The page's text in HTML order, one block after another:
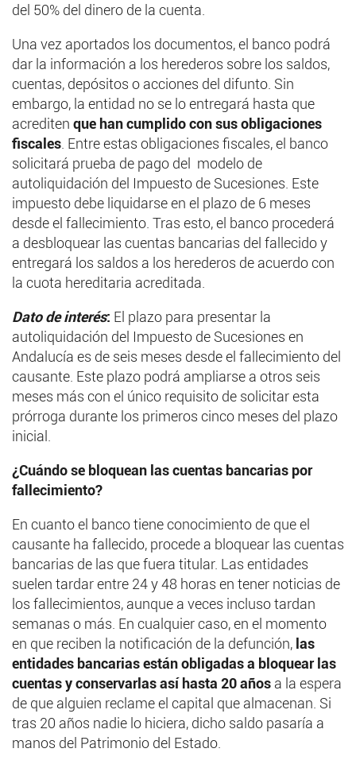
del 50% del dinero de la cuenta.
Una vez aportados los documentos, el banco podrá
dar la información a los herederos sobre los saldos,
cuentas, depósitos o acciones del difunto. Sin
embargo, la entidad no se lo entregará hasta que
acrediten que han cumplido con sus obligaciones
fiscales . Entre estas obligaciones fiscales, el banco
solicitará prueba de pago del modelo de
autoliquidación del Impuesto de Sucesiones. Este
impuesto debe liquidarse en el plazo de 6 meses
desde el fallecimiento. Tras esto, el banco procederá
a desbloquear las cuentas bancarias del fallecido y
entregará los saldos a los herederos de acuerdo con
la cuota hereditaria acreditada.
Dato de interés: El plazo para presentar la
autoliquidación del Impuesto de Sucesiones en
Andalucía es de seis meses desde el fallecimiento del
causante. Este plazo podrá ampliarse a otros seis
meses más con el único requisito de solicitar esta
prórroga durante los primeros cinco meses del plazo
inicial.
¿Cuándo se bloquean las cuentas bancarias por
fallecimiento?
En cuanto el banco tiene conocimiento de que el
causante ha fallecido, procede a bloquear las cuentas
bancarias de las que fuera titular. Las entidades
suelen tardar entre 24 y 48 horas en tener noticias de
los fallecimientos, aunque a veces incluso tardan
semanas o más. En cualquier caso, en el momento
en que reciben la notificación de la defunción, las
entidades bancarias están obligadas a bloquear las
cuentas y conservarlas así hasta 20 años a la espera
de que alguien reclame el capital que almacenan. Si
tras 20 años nadie lo hiciera, dicho saldo pasaría a
manos del Patrimonio del Estado.